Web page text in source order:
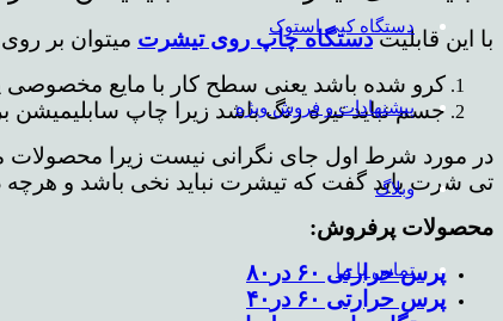
دستگاه کپی استوک
پیشنهادات و فروش ویژه
وبلاگ
تماس با ما
با این قابلیتدستگاه چاپ روی تیشرت میتوان بر
کرو شده باشد یعنی سطح کار با مایع مخصوصی
جسم نباید تیره رنگ باشد زیرا چاپ
در مورد شرط اول جای نگرانی نیست زیرا محصولات
تی شرت باید گفت که تیشرت نباید نخی باشد و هرچه
محصولات پرفروش:
پرس حرارتی ۶۰ در۸۰
پرس حرارتی ۶۰ در۴۰